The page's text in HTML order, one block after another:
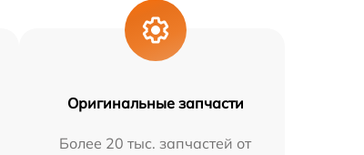
Оригинальные запчасти
Более 20 тыс. запчастей от